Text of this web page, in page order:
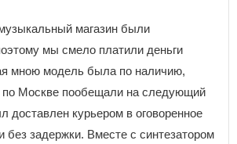
магазин были
мы смело платили деньги
мною модель была по наличию,
по Москве пообещали на следующий
доставлен курьером в оговоренное
без задержки. Вместе с синтезатором